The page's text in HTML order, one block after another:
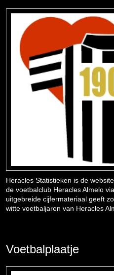
Heracles Statistieken is de
de voetbalclub Heracles Almelo
uitgebreide cijfermateriaal geeft
witte voetbaljaren van Heracles
Voetbalplaatje